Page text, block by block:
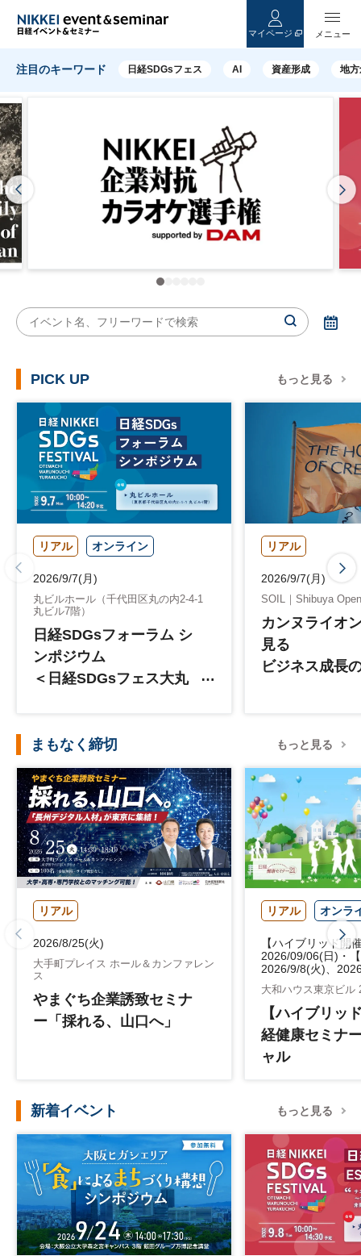
マイページ
注目のキーワード 日経SDGsフェス AI 資産形成 地
PICK UP もっと見る
リアル オンライン
2026/9/7(月)
丸ビルホール（千代田区丸の内2-4-1
丸ビル7階）
日経SDGsフォーラム シ
ンポジウム
＜日経SDGsフェス大丸
リアル
2026/9/7(月)
SOIL｜Shibuya
カンヌライオ
見る
ビジネス成長
まもなく締切 もっと見る
リアル
2026/8/25(火)
大手町プレイス ホール＆カンファレン
ス
やまぐち企業誘致セミナ
ー「採れる、山口へ」
リアル オンラ
【ハイブリッド開
2026/09/06(日)・
2026/9/8(火)、
大和ハウス東京ビル
【ハイブリッ
経健康セミナ
ャル
ージ
～診療報酬改
AI・DX・人財
持続可能な未
新着イベント もっと見る